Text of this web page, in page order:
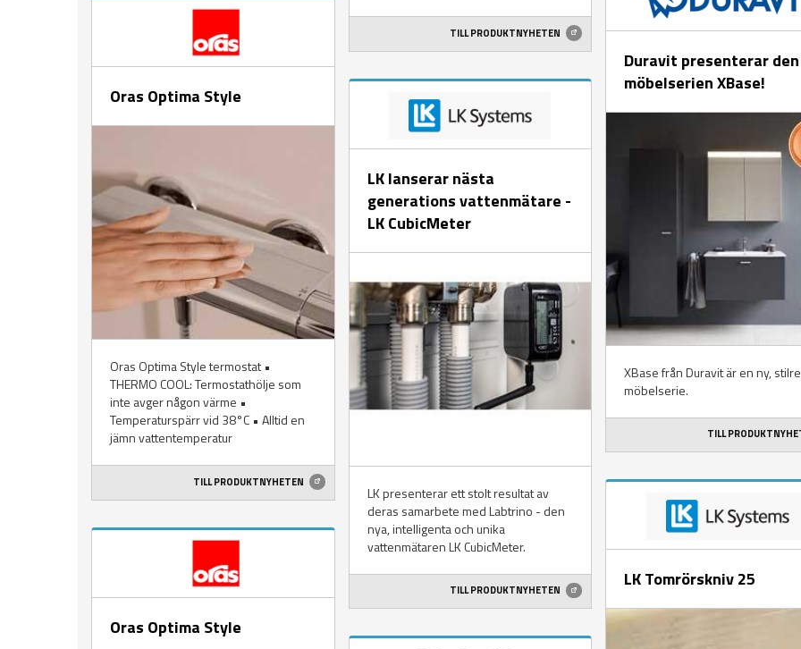
Oras Optima Style
Oras Optima Style termostat •
THERMO COOL: Termostathölje som
inte avger någon värme •
Temperaturspärr vid 38°C • Alltid en
jämn vattentemperatur
TILL PRODUKTNYHETEN
Oras Optima Style
TILL PRODUKTNYHETEN
LK lanserar nästa
generations vattenmätare -
LK CubicMeter
LK presenterar ett stolt resultat av
deras samarbete med Labtrino - den
nya, intelligenta och unika
vattenmätaren LK CubicMeter.
TILL PRODUKTNYHETEN
Duravit presenterar
möbelserien XBase!
XBase från Duravit är en ny,
möbelserie.
TILL
LK Tomrörskniv 25